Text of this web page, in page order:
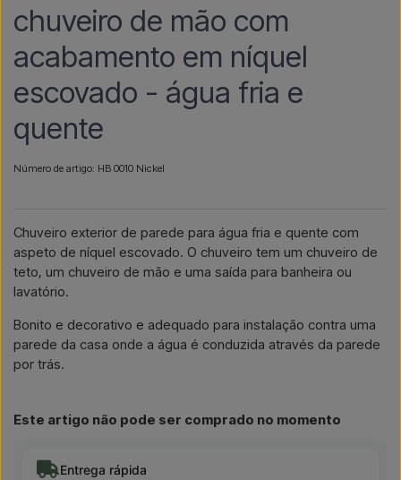
chuveiro de mão com
acabamento em níquel
escovado - água fria e
quente
Número de artigo: HB 0010 Nickel
Chuveiro exterior de parede para água fria e quente com
aspeto de níquel escovado. O chuveiro tem um chuveiro de
teto, um chuveiro de mão e uma saída para banheira ou
lavatório.
Bonito e decorativo e adequado para instalação contra uma
parede da casa onde a água é conduzida através da parede
por trás.
Este artigo não pode ser comprado no momento
Entrega rápida